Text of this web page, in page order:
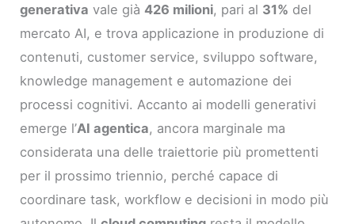
generativa vale già426 milioni, pari al 31% del
mercato AI, e trova applicazione in produzione di
contenuti, customer service, sviluppo software,
knowledge management e automazione dei
processi cognitivi. Accanto ai modelli generativi
emerge l’AI agentica, ancora marginale ma
considerata una delle traiettorie più promettenti
per il prossimo triennio, perché capace di
coordinare task, workflow e decisioni in modo più